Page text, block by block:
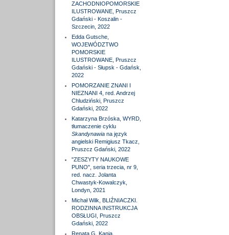
ZACHODNIOPOMORSKIE
ILUSTROWANE, Pruszcz
Gdański - Koszalin -
Szczecin, 2022
Edda Gutsche,
WOJEWÓDZTWO
POMORSKIE
ILUSTROWANE, Pruszcz
Gdański - Słupsk - Gdańsk,
2022
POMORZANIE ZNANI I
NIEZNANI 4, red. Andrzej
Chludziński, Pruszcz
Gdański, 2022
Katarzyna Brzóska, WYRD,
tłumaczenie cyklu
Skandynawiana język
angielski Remigiusz Tkacz,
Pruszcz Gdański, 2022
"ZESZYTY NAUKOWE
PUNO", seria trzecia, nr 9,
red. nacz. Jolanta
Chwastyk-Kowalczyk,
Londyn, 2021
Michał Wilk, BLIŹNIACZKI.
RODZINNA INSTRUKCJA
OBSŁUGI, Pruszcz
Gdański, 2022
Renata G. Kania,